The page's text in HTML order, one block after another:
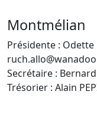
Montmélian
Présidente : Odette
Secrétaire : Bernard
Trésorier : Alain